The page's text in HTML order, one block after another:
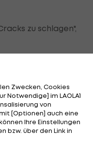
zu schlagen",
in den Weg
sechs
Wings gelaufen ist,
Conference-
Zwecken, Cookies
Notwendige] im LAOLA1
von
[Optionen] auch eine
Ihre Einstellungen
bzw. über den Link in